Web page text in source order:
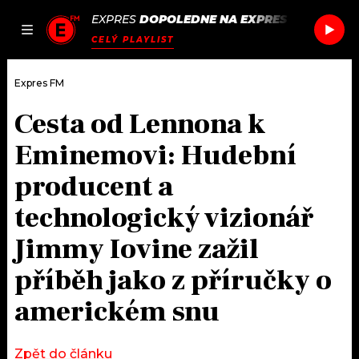
JAK
SEZNAM.CZ
EXPRES DOPOLEDNE NA EXPRES FM /
CELÝ PLAYLIST
DOMŮ
ČLÁNKY
AKTUÁLNĚ
HUDBA
ROZHOVORY
PODCASTY
JAK NALADIT
Expres FM
Cesta od Lennona k
Eminemovi: Hudební
producent a
technologický vizionář
Jimmy Iovine zažil
příběh jako z příručky o
americkém snu
Zpět do článku